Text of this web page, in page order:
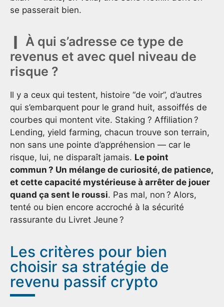
se passerait bien.
À qui s’adresse ce type de
revenus et avec quel niveau de
risque ?
Il y a ceux qui testent, histoire “de voir”, d’autres
qui s’embarquent pour le grand huit, assoiffés de
courbes qui montent vite. Staking ? Affiliation ?
Lending, yield farming, chacun trouve son terrain,
non sans une pointe d’appréhension — car le
risque, lui, ne disparaît jamais. Le point
commun ? Un mélange de curiosité, de patience,
et cette capacité mystérieuse à arrêter de jouer
quand ça sent le roussi. Pas mal, non ? Alors,
tenté ou bien encore accroché à la sécurité
rassurante du Livret Jeune ?
Les critères pour bien
choisir sa stratégie de
revenu passif crypto